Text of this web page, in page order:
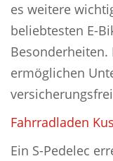
es weitere
beliebtesten E-
Besonderheiten.
ermöglichen
Fahrradladen
Ein S-Pedelec